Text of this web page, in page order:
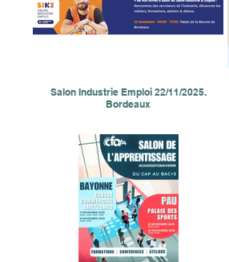
Salon Industrie Emploi 22/11/2025.
Bordeaux